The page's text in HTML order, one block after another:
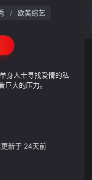
/ 欧美综艺
身人士寻找爱情的私
大的压力。
新于 24天前